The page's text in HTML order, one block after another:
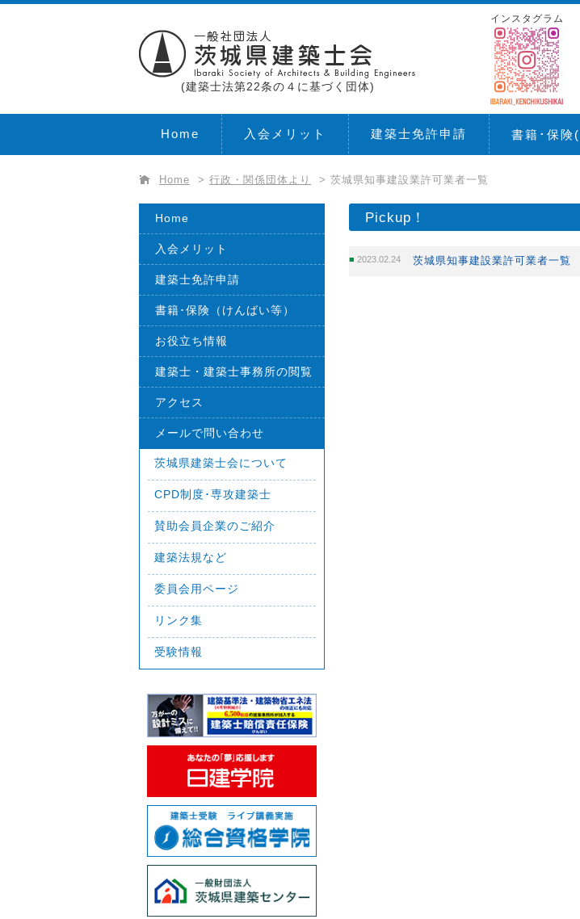
(建築士法第22条の４に基づく団体)
インスタグラム
Home 入会メリット 建築士免許申請 書籍･保険
Home > 行政・関係団体より > 茨城県知事建設業許可業者一覧
Pickup！
2023.02.24 茨城県知事建設業許可業者一覧
Home
入会メリット
建築士免許申請
書籍･保険（けんばい等）
お役立ち情報
建築士・建築士事務所の閲覧
アクセス
メールで問い合わせ
茨城県建築士会について
CPD制度･専攻建築士
賛助会員企業のご紹介
建築法規など
委員会用ページ
リンク集
受験情報